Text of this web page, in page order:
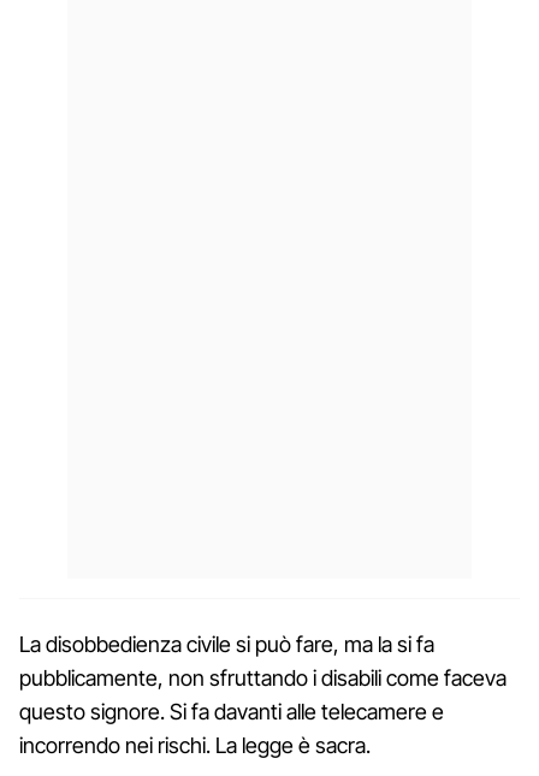
La disobbedienza civile si può fare, ma la si fa
pubblicamente, non sfruttando i disabili come faceva
questo signore. Si fa davanti alle telecamere e
incorrendo nei rischi. La legge è sacra.